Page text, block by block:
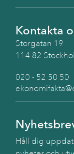
Kontakta
Storgatan 19
114 82
020 - 52 50 50
Håll dig